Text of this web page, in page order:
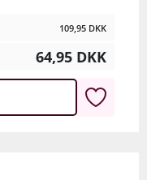
109,95 DKK
64,95 DKK